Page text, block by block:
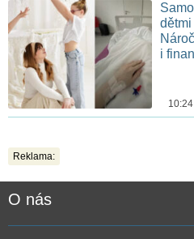
i
Reklama:
O nás